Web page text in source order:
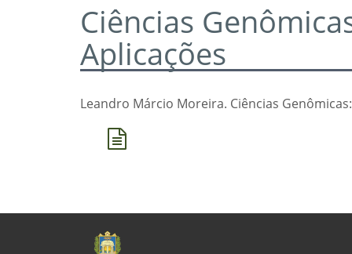
Ciências
Aplicações
Leandro Márcio Moreira. Ciências